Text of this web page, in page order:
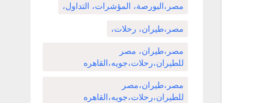
مصر،البورصة، المؤشرات، التداول،
مصر،طيران، رحلات،
مصر،طيران، مصر
للطيران،رحلات،جويه،القاهره
مصر،طيران،مصر
للطيران،رحلات،جويه،القاهره